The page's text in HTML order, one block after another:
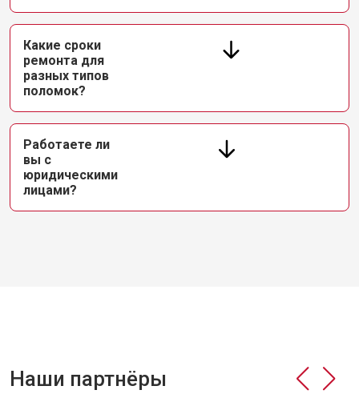
Какие сроки
ремонта для
разных типов
поломок?
Работаете ли
вы с
юридическими
лицами?
Наши партнёры